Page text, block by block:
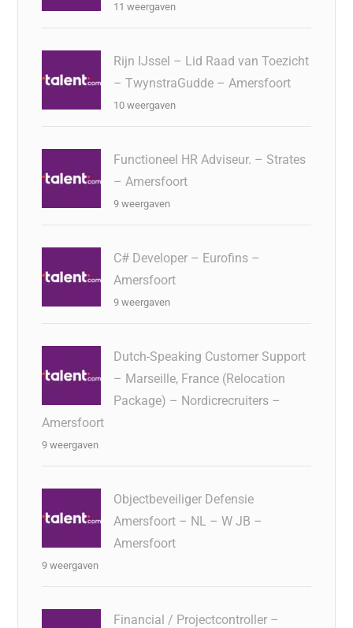
11 weergaven
Rijn IJssel – Lid Raad van Toezicht
– TwynstraGudde – Amersfoort
10 weergaven
Functioneel HR Adviseur. – Strates
– Amersfoort
9 weergaven
C# Developer – Eurofins –
Amersfoort
9 weergaven
Dutch-Speaking Customer Support
– Marseille, France (Relocation
Package) – Nordicrecruiters –
Amersfoort
9 weergaven
Objectbeveiliger Defensie
Amersfoort – NL – W JB –
Amersfoort
9 weergaven
Financial / Projectcontroller –